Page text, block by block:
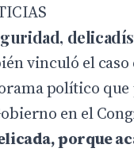
vinculó el caso
político
en el
porque